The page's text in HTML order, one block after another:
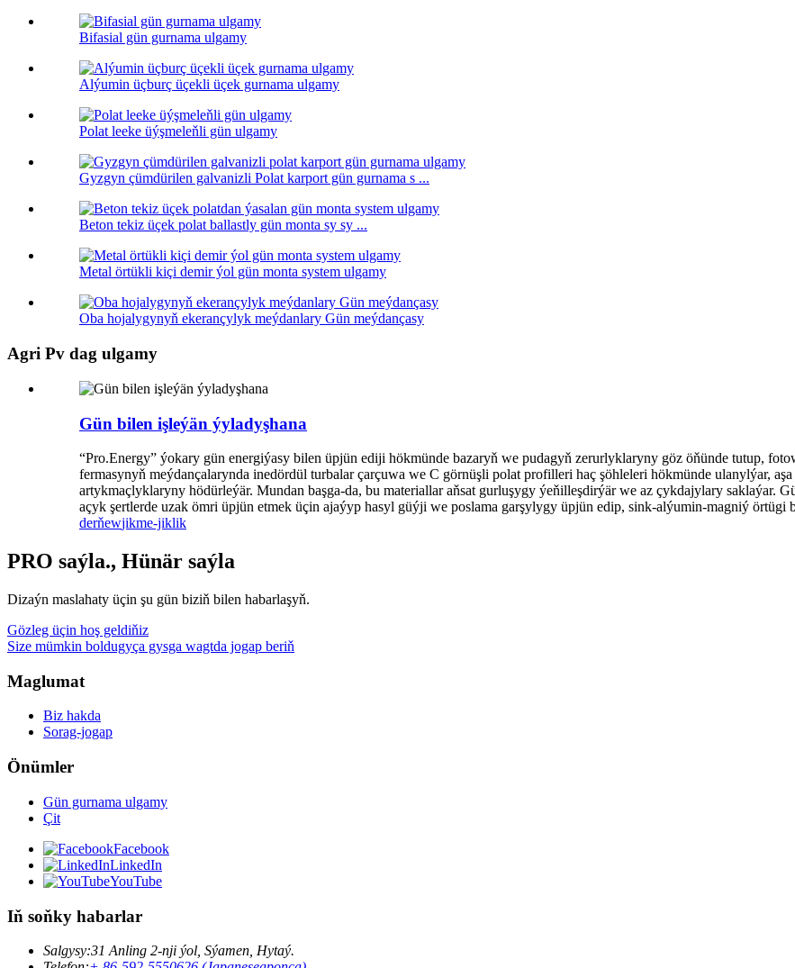
Bifasial gün gurnama ulgamy
Alýumin üçburç üçekli üçek gurnama ulgamy
Polat leeke üýşmeleňli gün ulgamy
Gyzgyn çümdürilen galvanizli Polat karport gün gurnama s ...
Beton tekiz üçek polat ballastly gün monta sy sy ...
Metal örtükli kiçi demir ýol gün monta system ulgamy
Oba hojalygynyň ekerançylyk meýdanlary Gün meýdançasy
Agri Pv dag ulgamy
Gün bilen işleýän ýyladyşhana
“Pro.Energy” ýokary gün energiýasy bilen üpjün ediji hökmünde bazaryň we pudagyň zerurlyklaryny göz öňünde tutup,
fermasynyň meýdançalarynda inedördül turbalar çarçuwa we C görnüşli polat profilleri haç şöhleleri hökmünde ulanylýar,
artykmaçlyklaryny hödürleýär. Mundan başga-da, bu materiallar aňsat gurluşygy ýeňilleşdirýär we az çykdajylary saklaýar.
açyk şertlerde uzak ömri üpjün etmek üçin ajaýyp hasyl güýji we poslama garşylygy üpjün edip, sink-alýumin-magniý örtügi
derňewjikme-jiklik
PRO saýla., Hünär saýla
Dizaýn maslahaty üçin şu gün biziň bilen habarlaşyň.
Gözleg üçin hoş geldiňiz
Size mümkin boldugyça gysga wagtda jogap beriň
Maglumat
Biz hakda
Sorag-jogap
Önümler
Gün gurnama ulgamy
Çit
Facebook
LinkedIn
YouTube
Iň soňky habarlar
Salgysy:31 Anling 2-nji ýol, Sýamen, Hytaý.